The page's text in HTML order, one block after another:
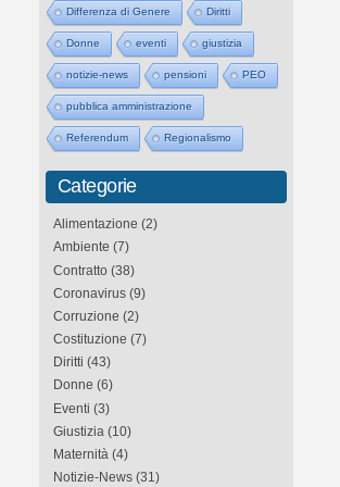
Differenza di Genere Diritti
Donne eventi giustizia
notizie-news pensioni PEO
pubblica amministrazione
Referendum Regionalismo
Categorie
Alimentazione (2)
Ambiente (7)
Contratto (38)
Coronavirus(9)
Corruzione (2)
Costituzione (7)
Diritti (43)
Donne (6)
Eventi (3)
Giustizia(10)
Maternità(4)
Notizie-News(31)